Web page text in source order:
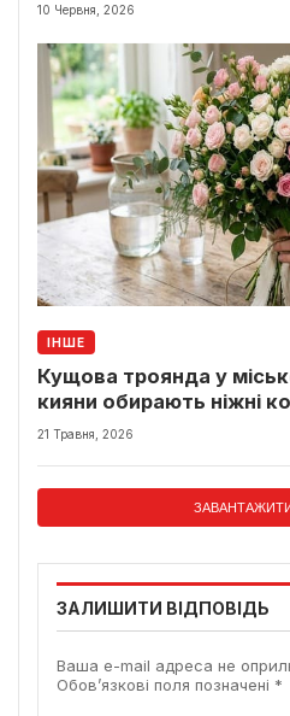
10 Червня, 2026
ІНШЕ
Кущова троянда у
кияни обирають ніжні
класики
21 Травня, 2026
ЗАЛИШИТИ ВІДПОВІДЬ
Ваша e-mail адреса не
Обов’язкові поля позначені *